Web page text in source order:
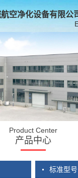
空净化设备有限公
Product Center
产品中心
标准型号